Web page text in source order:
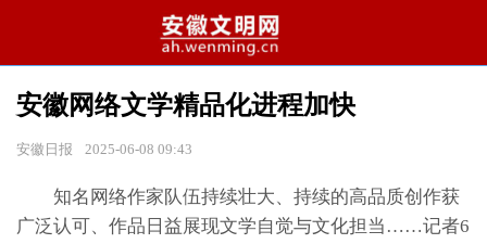
安徽网络文学精品化进程加快
安徽日报 2025-06-08 09:43
知名网络作家队伍持续壮大、持续的高品质创作获
广泛认可、作品日益展现文学自觉与文化担当……记者6